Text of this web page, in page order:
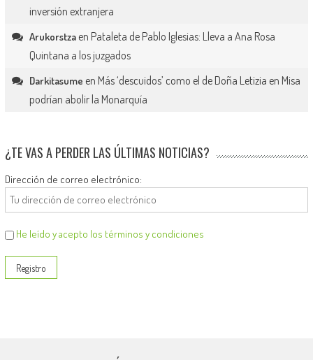
inversión extranjera
Arukorstzaen Pataleta de Pablo Iglesias: Lleva a Ana Rosa
Quintana a los juzgados
Darkitasume en Más ‘descuidos’ como el de Doña Letizia en Misa
podrían abolir la Monarquía
¿TE VAS A PERDER LAS ÚLTIMAS NOTICIAS?
Dirección de correo electrónico:
He leído y acepto los términos y condiciones